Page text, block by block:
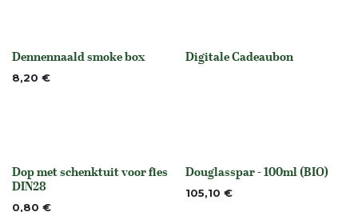
None
Dennennaald smoke box
8,20 € None
Digitale Cadeaubon
None
Dop met schenktuit voor fles
DIN28
0,80 €
None
Douglasspar - 100ml (BIO)
105,10 €